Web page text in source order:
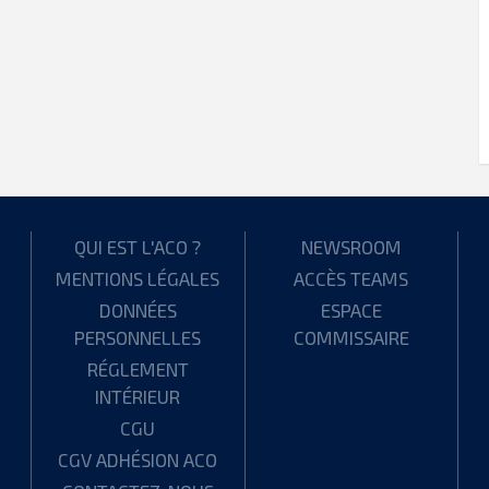
QUI EST L'ACO ?
MENTIONS LÉGALES
DONNÉES
PERSONNELLES
RÉGLEMENT
INTÉRIEUR
CGU
CGV ADHÉSION ACO
NEWSROOM
ACCÈS TEAMS
ESPACE
COMMISSAIRE